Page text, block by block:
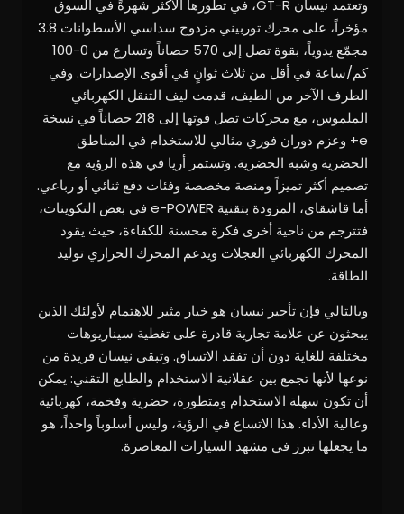
وتعتمد نيسان GT-R، في تطورها الأكثر شهرةً في السوق
مؤخراً، على محرك توربيني مزدوج سداسي الأسطوانات 3.8
مجمّع يدوياً، بقوة تصل إلى 570 حصاناً وتسارع من 0-100
كم/ساعة في أقل من ثلاث ثوانٍ في أقوى الإصدارات. وفي
الطرف الآخر من الطيف، قدمت ليف التنقل الكهربائي
الملموس، مع محركات تصل قوتها إلى 218 حصاناً في نسخة
e+ وعزم دوران فوري مثالي للاستخدام في المناطق
الحضرية وشبه الحضرية. وتستمر أريا في هذه الرؤية مع
تصميم أكثر تميزاً ومنصة مخصصة وفئات دفع ثنائي أو رباعي.
أما قاشقاي، المزودة بتقنية e-POWER في بعض التكوينات،
فتترجم من ناحية أخرى فكرة محسنة للكفاءة، حيث يقود
المحرك الكهربائي العجلات ويدعم المحرك الحراري توليد
الطاقة.
وبالتالي فإن تأجير نيسان هو خيار مثير للاهتمام لأولئك الذين
يبحثون عن علامة تجارية قادرة على تغطية سيناريوهات
مختلفة للغاية دون أن تفقد الاتساق. وتبقى نيسان فريدة من
نوعها لأنها تجمع بين عقلانية الاستخدام والطابع التقني: يمكن
أن تكون سهلة الاستخدام ومتطورة، حضرية وفخمة، كهربائية
وعالية الأداء. هذا الاتساع في الرؤية، وليس أسلوباً واحداً، هو
ما يجعلها تبرز في مشهد السيارات المعاصرة.